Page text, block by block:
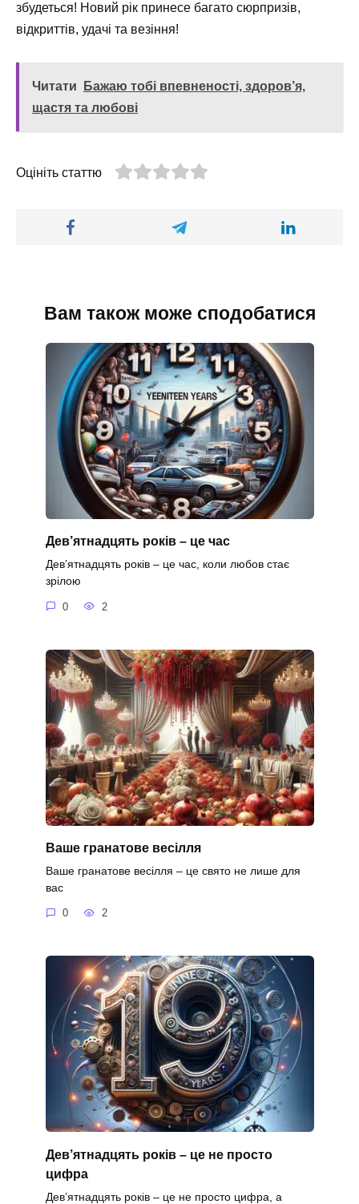
збудеться! Новий рік принесе багато сюрпризів,
відкриттів, удачі та везіння!
Читати
Бажаю тобі впевненості, здоров’я,
щастя та любові
Оцініть статтю
Вам також може сподобатися
Дев’ятнадцять років – це час
Дев’ятнадцять років – це час, коли любов стає
зрілою
0 2
Ваше гранатове весілля
Ваше гранатове весілля – це свято не лише для
вас
0 2
Дев’ятнадцять років – це не просто
цифра
Дев’ятнадцять років – це не просто цифра, а